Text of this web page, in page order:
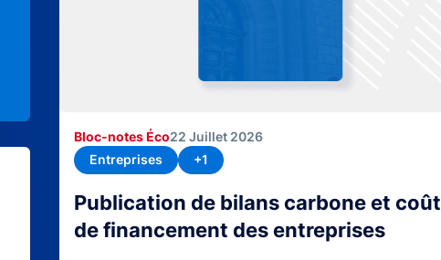
Publication de bilans carbone et coût
de financement des entreprises
Bloc-notes Éco22 Juillet 2026
Entreprises
+1